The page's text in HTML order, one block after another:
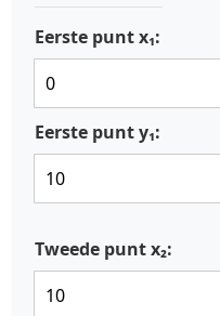
Eerste punt x₁:
Eerste punt y₁:
Tweede punt x₂: